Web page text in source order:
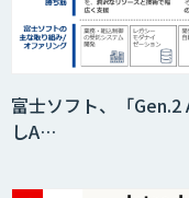
富士ソフト、「
しA…